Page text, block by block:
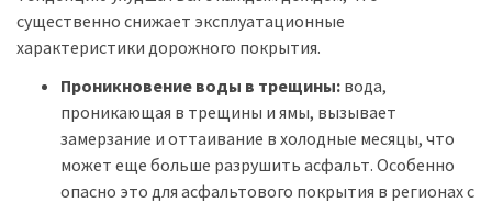
существенно снижает эксплуатационные
характеристики дорожного покрытия.
Проникновение воды в трещины: вода,
проникающая в трещины и ямы, вызывает
замерзание и оттаивание в холодные месяцы, что
может еще больше разрушить асфальт. Особенно
опасно это для асфальтового покрытия в регионах с